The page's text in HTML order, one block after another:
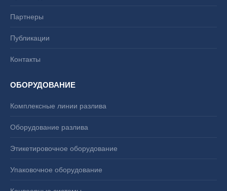
Партнеры
Публикации
Контакты
ОБОРУДОВАНИЕ
Комплексные линии разлива
Оборудование разлива
Этикетировочное оборудование
Упаковочное оборудование